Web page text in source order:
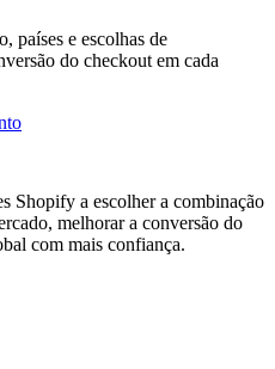
países e escolhas de
do checkout em cada
Shopify a escolher a combinação
melhorar a conversão do
com mais confiança.